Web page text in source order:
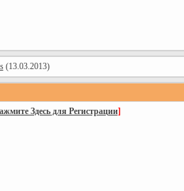
(13.03.2013)
Здесь для Регистрации]